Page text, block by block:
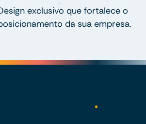
exclusivo que fortalece o
da sua empresa.